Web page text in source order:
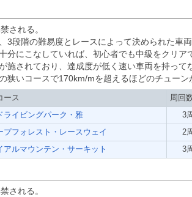
される。
段階の難易度とレースによって決められた車両
にこなしていれば、初心者でも中級をクリア
施されており、達成度が低く速い車両を持って
狭いコースで170km/mを超えるほどのチューン
ース 周回
ライビングパーク・雅 3
プフォレスト・レースウェイ 2
アルマウンテン・サーキット 3
される。